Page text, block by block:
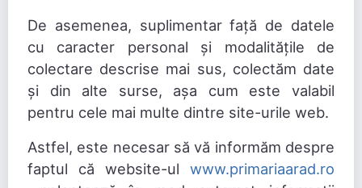
De asemenea, suplimentar față de datele
cu caracter personal și modalitățile de
colectare descrise mai sus, colectăm date
și din alte surse, așa cum este valabil
pentru cele mai multe dintre site-urile web.
Astfel, este necesar să vă informăm despre
faptul că website-ul www.primariaarad.ro